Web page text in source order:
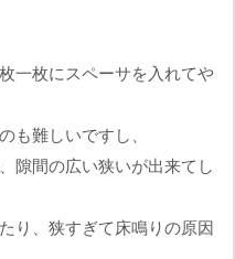
一枚にスペーサを入れてや
も難しいですし、
隙間の広い狭いが出来てし
り、狭すぎて床鳴りの原因